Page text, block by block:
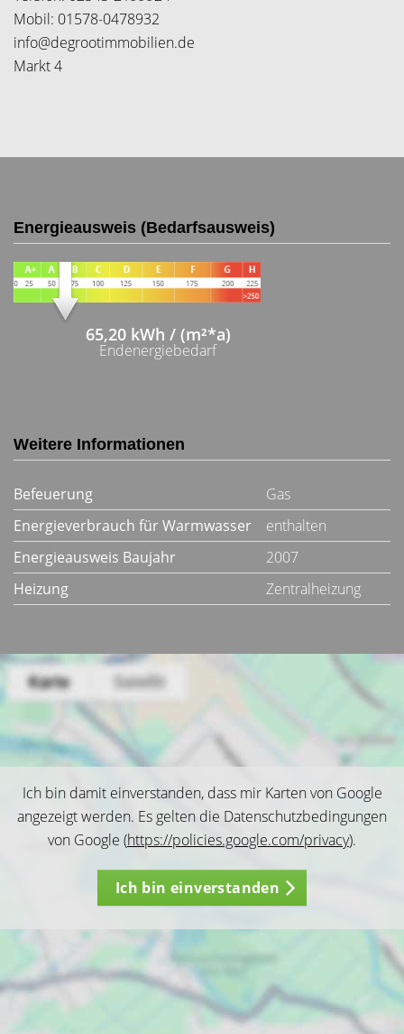
Mobil: 01578-0478932
info@degrootimmobilien.de
Markt 4
Energieausweis (Bedarfsausweis)
65,20 kWh / (m²*a)
Endenergiebedarf
Weitere Informationen
Befeuerung
Gas
Energieverbrauch für Warmwasser
enthalten
Energieausweis Baujahr
2007
Heizung
Zentralheizung
Ich bin damit einverstanden, dass mir Karten von Google
angezeigt werden. Es gelten die Datenschutzbedingungen
von Google (https://policies.google.com/privacy).
Ich bin einverstanden